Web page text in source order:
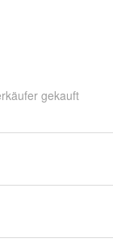
gekauft